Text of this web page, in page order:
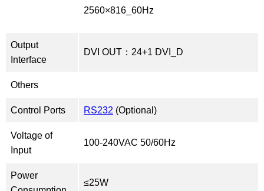
2560×816_60Hz
Output
Interface
DVI OUT：24+1 DVI_D
Others
Control Ports RS232 (Optional)
Voltage of
Input
100-240VAC 50/60Hz
Power
≤25W